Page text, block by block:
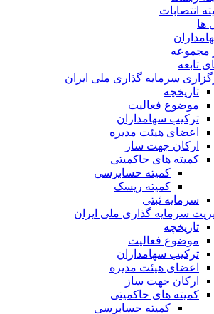
انتصابات
ها
مجموعه
تابعه
سرمایه گذاری ملی ایران
تاریخچه
موضوع فعالیت
ترکیب سهامداران
اعضای هیئت مدیره
ارکان جهت ساز
کمیته های حاکمیتی
کمیته حسابرسی
کمیته ریسک
سرمایه ثبتی
سرمایه گذاری ملی ایران
تاریخچه
موضوع فعالیت
ترکیب سهامداران
اعضای هیئت مدیره
ارکان جهت ساز
کمیته های حاکمیتی
کمیته حسابرسی